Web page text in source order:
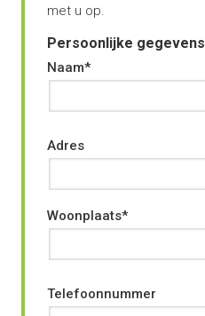
met u op.
Persoonlijke gegevens
Naam
Adres
Woonplaats
Telefoonnummer